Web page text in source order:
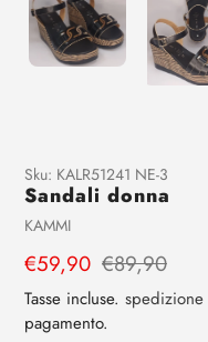
Aggiunta
di
prodotto
tuo
carrello
Sku: KALR51241 NE-3
Sandali donna
Venditrice
KAMMI
Prezzo
di
vendita
€59,90
Prezzo
regolare
€89,90
Tasse incluse. spedizione
pagamento.